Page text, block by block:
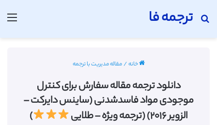
ترجمه فا
جستجو برای
خانه/مقاله مدیریت با ترجمه
دانلود ترجمه مقاله سفارش برای کنترل
موجودی مواد فاسدشدنی (ساینس دایرکت –
الزویر ۲۰۱۶) (ترجمه ویژه – طلایی
)